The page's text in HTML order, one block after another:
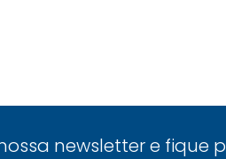
newsletter e